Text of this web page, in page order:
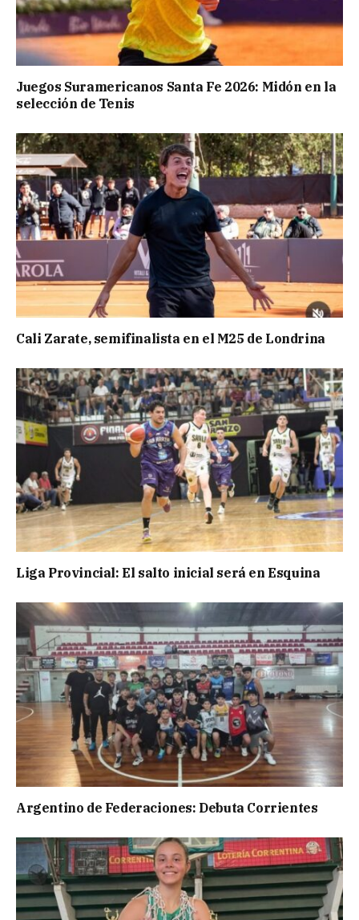
Juegos Suramericanos Santa Fe 2026: Midón en la
selección de Tenis
Cali Zarate, semifinalista en el M25 de Londrina
Liga Provincial: El salto inicial será en Esquina
Argentino de Federaciones: Debuta Corrientes